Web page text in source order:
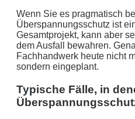
Wenn Sie es pragmatisch
Überspannungsschutz ist
Gesamtprojekt, kann aber
dem Ausfall bewahren.
Fachhandwerk heute nicht
sondern eingeplant.
Typische Fälle, in